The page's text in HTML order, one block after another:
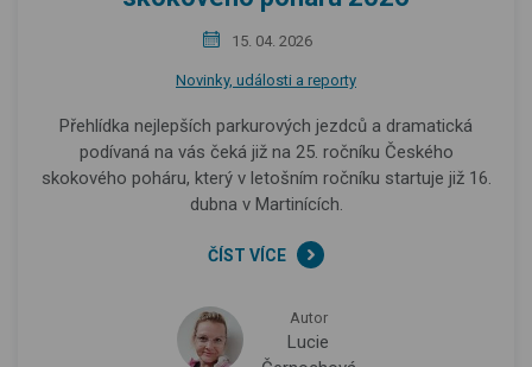
15. 04. 2026
Novinky, události a reporty
Přehlídka nejlepších parkurových jezdců a dramatická
podívaná na vás čeká již na 25. ročníku Českého
skokového poháru, který v letošním ročníku startuje již 16.
dubna v Martinících.
ČÍST VÍCE
Autor
Lucie